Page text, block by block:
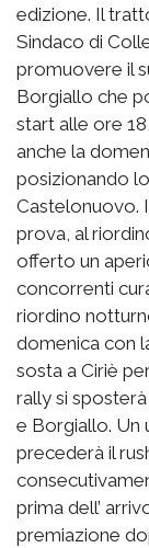
edizione. Il
Sindaco di
promuovere il
Borgiallo che
start alle ore
anche la
posizionando
Castelonuovo.
prova, al
offerto un
concorrenti
riordino
domenica con
sosta a Ciriè
rally si
e Borgiallo. Un
precederà il
prima dell’
premiazione